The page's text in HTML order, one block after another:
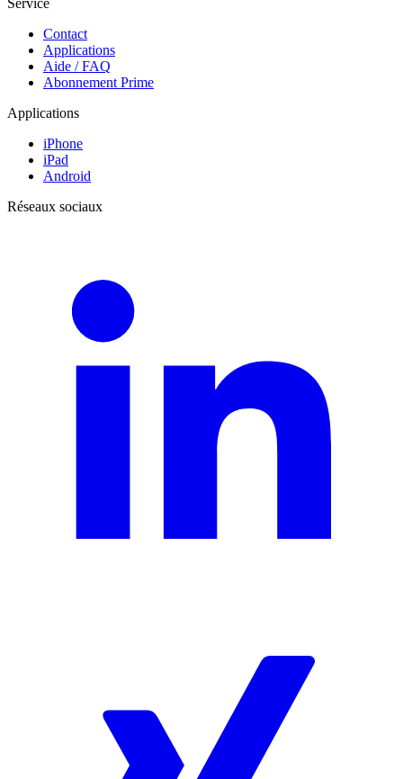
Service
Contact
Applications
Aide / FAQ
Abonnement Prime
Applications
iPhone
iPad
Android
Réseaux sociaux